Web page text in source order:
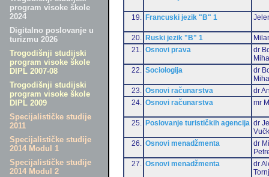
program visoke škole
2024
Digitalno poslovanje u
turizmu 2026
Trogodišnji studijski
program visoke škole
DIPL 2007-08
Trogodišnji studijski
program visoke škole
DIPL 2009
Specijalističke studije
2011
Specijalističke studije
2014 Modul 1
Specijalističke studije
2014 Modul 2
19. Francuski jezik "B" 1
20. Ruski jezik "B" 1
21.
Osnovi prava
dr
22.
Sociologija
dr
23.
Osnovi računarstva
dr
24.
Osnovi računarstva mr
25. Poslovanje turističkih agencija dr
26.
Osnovi menadžmenta
dr
27.
Osnovi menadžmenta
dr